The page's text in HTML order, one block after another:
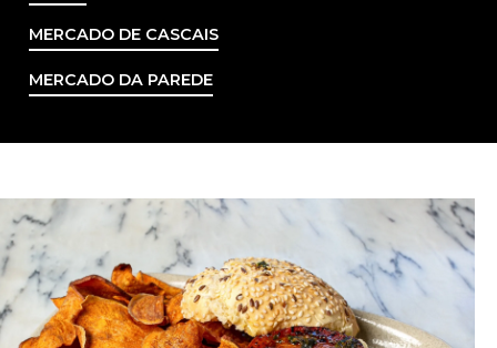
MERCADO DE CASCAIS
MERCADO DA PAREDE